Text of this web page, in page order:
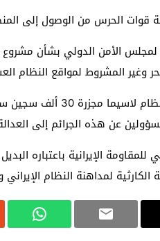
قوات الحرس من الوصول إلى
لمجلس الأمن الدولي بشأن
وغير المشروط لمواقع النظام
عن هذه الجرائم إلى
للمقاومة الإيرانية باعتباره
لمداهنة النظام